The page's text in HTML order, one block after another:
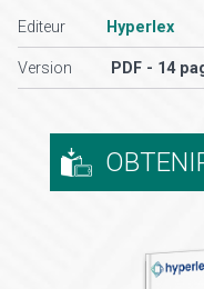
Editeur Hyperlex
Version PDF - 14